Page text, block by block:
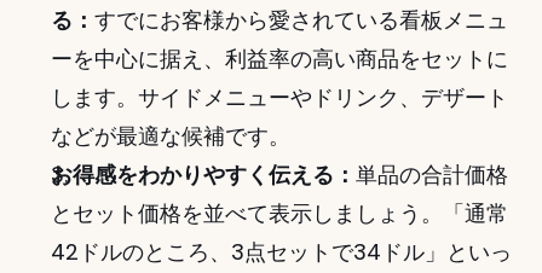
る： すでにお客様から愛されている看板メニュ
ーを中心に据え、利益率の高い商品をセットに
します。サイドメニューやドリンク、デザート
などが最適な候補です。
お得感をわかりやすく伝える： 単品の合計価格
とセット価格を並べて表示しましょう。「通常
42ドルのところ、3点セットで34ドル」といっ